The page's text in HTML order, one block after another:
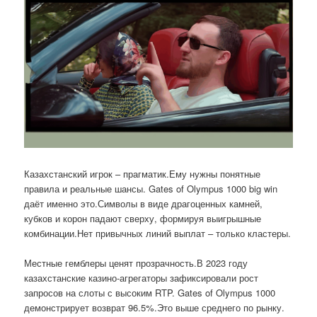
Казахстанский игрок – прагматик.Ему нужны понятные
правила и реальные шансы. Gates of Olympus 1000 big win
даёт именно это.Символы в виде драгоценных камней,
кубков и корон падают сверху, формируя выигрышные
комбинации.Нет привычных линий выплат – только кластеры.
Местные гемблеры ценят прозрачность.В 2023 году
казахстанские казино-агрегаторы зафиксировали рост
запросов на слоты с высоким RTP. Gates of Olympus 1000
демонстрирует возврат 96.5%.Это выше среднего по рынку.